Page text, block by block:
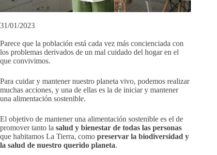
31/01/2023
Parece que la población está cada vez más concienciada con
los problemas derivados de un mal cuidado del hogar en el
que convivimos.
Para cuidar y mantener nuestro planeta vivo, podemos realizar
muchas acciones, y una de ellas es la de iniciar y mantener
una alimentación sostenible.
El objetivo de mantener una alimentación sostenible es el de
promover tanto la salud y bienestar de todas las personas
que habitamos La Tierra, como preservar la biodiversidad y
la salud de nuestro querido planeta.